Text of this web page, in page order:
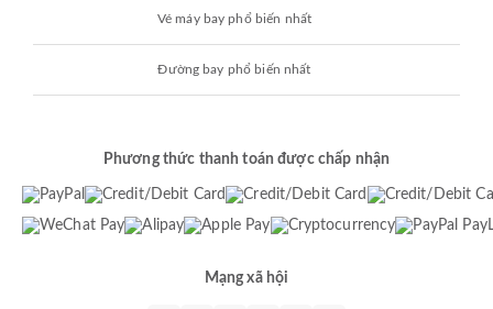
Vé máy bay phổ biến nhất
Đường bay phổ biến nhất
Phương thức thanh toán được chấp nhận
Mạng xã hội